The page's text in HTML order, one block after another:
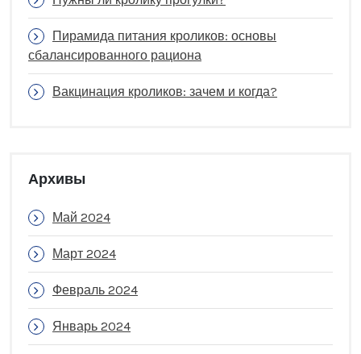
Пирамида питания кроликов: основы
сбалансированного рациона
Вакцинация кроликов: зачем и когда?
Архивы
Май 2024
Март 2024
Февраль 2024
Январь 2024